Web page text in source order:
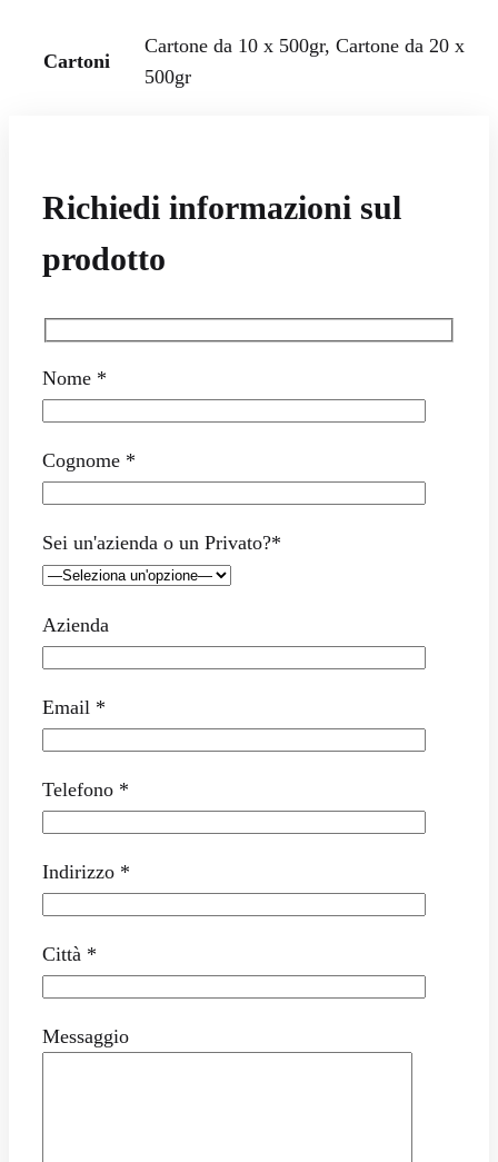
Cartoni
Cartone da 10 x 500gr, Cartone da 20 x
500gr
Richiedi informazioni sul
prodotto
Nome *
Cognome *
Sei un'azienda o un Privato?*
Azienda
Email *
Telefono *
Indirizzo *
Città *
Messaggio